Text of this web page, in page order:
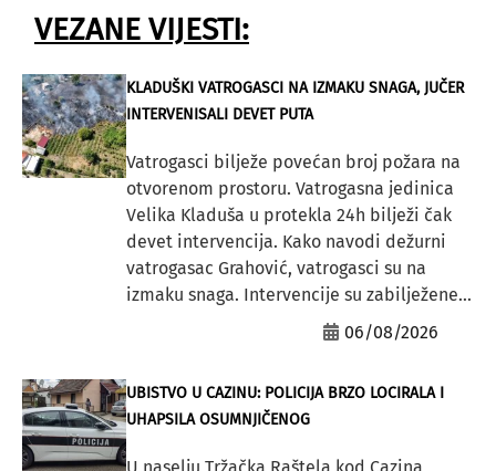
VEZANE VIJESTI:
KLADUŠKI VATROGASCI NA IZMAKU SNAGA, JUČER
INTERVENISALI DEVET PUTA
Vatrogasci bilježe povećan broj požara na
otvorenom prostoru. Vatrogasna jedinica
Velika Kladuša u protekla 24h bilježi čak
devet intervencija. Kako navodi dežurni
vatrogasac Grahović, vatrogasci su na
izmaku snaga. Intervencije su zabilježene...
06/08/2026
UBISTVO U CAZINU: POLICIJA BRZO LOCIRALA I
UHAPSILA OSUMNJIČENOG